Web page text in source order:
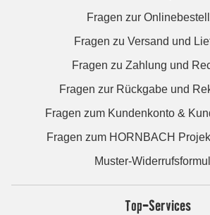
Fragen zur
Fragen zu Versand und
Fragen zu Zahlung und
Fragen zur Rückgabe und
Fragen zum Kundenkonto &
Fragen zum HORNBACH
Muster-
Top-Services